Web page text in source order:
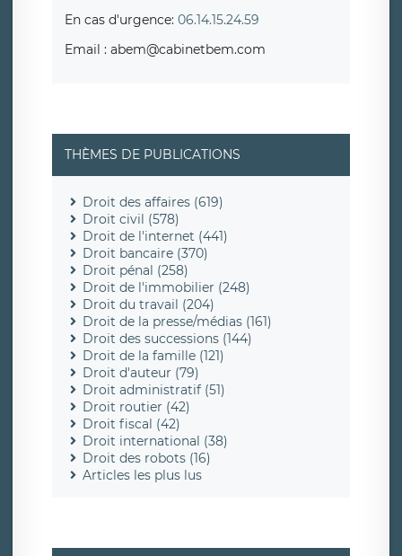
En cas d'urgence: 06.14.15.24.59
Email : abem@cabinetbem.com
THÈMES DE PUBLICATIONS
Droit des affaires (619)
Droit civil (578)
Droit de l'internet (441)
Droit bancaire (370)
Droit pénal (258)
Droit de l'immobilier (248)
Droit du travail (204)
Droit de la presse/médias (161)
Droit des successions (144)
Droit de la famille (121)
Droit d'auteur (79)
Droit administratif (51)
Droit routier (42)
Droit fiscal (42)
Droit international (38)
Droit des robots (16)
Articles les plus lus